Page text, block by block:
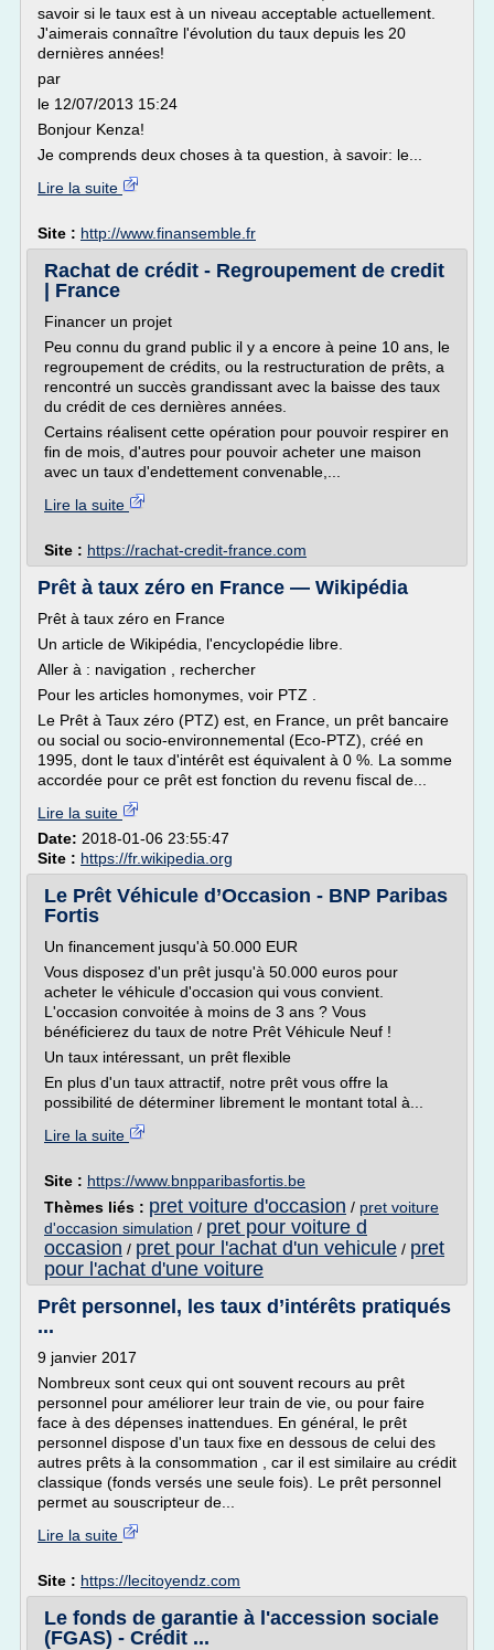
savoir si le taux est à un niveau acceptable actuellement.
J'aimerais connaître l'évolution du taux depuis les 20
dernières années!
par
le 12/07/2013 15:24
Bonjour Kenza!
Je comprends deux choses à ta question, à savoir: le...
Lire la suite
Site : http://www.finansemble.fr
Rachat de crédit - Regroupement de credit
| France
Financer un projet
Peu connu du grand public il y a encore à peine 10 ans, le
regroupement de crédits, ou la restructuration de prêts, a
rencontré un succès grandissant avec la baisse des taux
du crédit de ces dernières années.
Certains réalisent cette opération pour pouvoir respirer en
fin de mois, d'autres pour pouvoir acheter une maison
avec un taux d'endettement convenable,...
Lire la suite
Site : https://rachat-credit-france.com
Prêt à taux zéro en France — Wikipédia
Prêt à taux zéro en France
Un article de Wikipédia, l'encyclopédie libre.
Aller à : navigation , rechercher
Pour les articles homonymes, voir PTZ .
Le Prêt à Taux zéro (PTZ) est, en France, un prêt bancaire
ou social ou socio-environnemental (Eco-PTZ), créé en
1995, dont le taux d'intérêt est équivalent à 0 %. La somme
accordée pour ce prêt est fonction du revenu fiscal de...
Lire la suite
Date: 2018-01-06 23:55:47
Site : https://fr.wikipedia.org
Le Prêt Véhicule d’Occasion - BNP Paribas
Fortis
Un financement jusqu'à 50.000 EUR
Vous disposez d'un prêt jusqu'à 50.000 euros pour
acheter le véhicule d'occasion qui vous convient.
L'occasion convoitée à moins de 3 ans ? Vous
bénéficierez du taux de notre Prêt Véhicule Neuf !
Un taux intéressant, un prêt flexible
En plus d'un taux attractif, notre prêt vous offre la
possibilité de déterminer librement le montant total à...
Lire la suite
Site : https://www.bnpparibasfortis.be
Thèmes liés : pret voiture d'occasion / pret voiture
d'occasion simulation / pret pour voiture d
occasion / pret pour l'achat d'un vehicule / pret
pour l'achat d'une voiture
Prêt personnel, les taux d’intérêts pratiqués
...
9 janvier 2017
Nombreux sont ceux qui ont souvent recours au prêt
personnel pour améliorer leur train de vie, ou pour faire
face à des dépenses inattendues. En général, le prêt
personnel dispose d'un taux fixe en dessous de celui des
autres prêts à la consommation , car il est similaire au crédit
classique (fonds versés une seule fois). Le prêt personnel
permet au souscripteur de...
Lire la suite
Site : https://lecitoyendz.com
Le fonds de garantie à l'accession sociale
(FGAS) - Crédit ...